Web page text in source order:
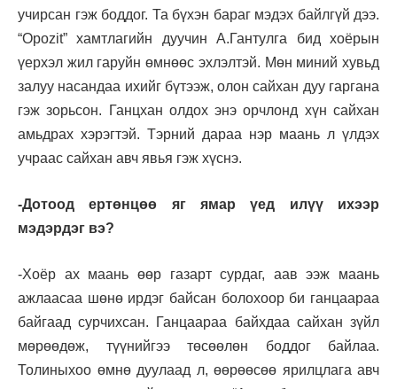
учирсан гэж боддог. Та бүхэн бараг мэдэх байлгүй дээ.
“Opozit” хамтлагийн дуучин А.Гантулга бид хоёрын
үерхэл жил гаруйн өмнөөс эхлэлтэй. Мөн миний хувьд
залуу насандаа ихийг бүтээж, олон сайхан дуу гаргана
гэж зорьсон. Ганцхан олдох энэ орчлонд хүн сайхан
амьдрах хэрэгтэй. Тэрний дараа нэр маань л үлдэх
учраас сайхан авч явья гэж хүснэ.
-Дотоод ертөнцөө яг ямар үед илүү ихээр
мэдэрдэг вэ?
-Хоёр ах маань өөр газарт сурдаг, аав ээж маань
ажлаасаа шөнө ирдэг байсан болохоор би ганцаараа
байгаад сурчихсан. Ганцаараа байхдаа сайхан зүйл
мөрөөдөж, түүнийгээ төсөөлөн боддог байлаа.
Толиныхоо өмнө дуулаад л, өөрөөсөө ярилцлага авч